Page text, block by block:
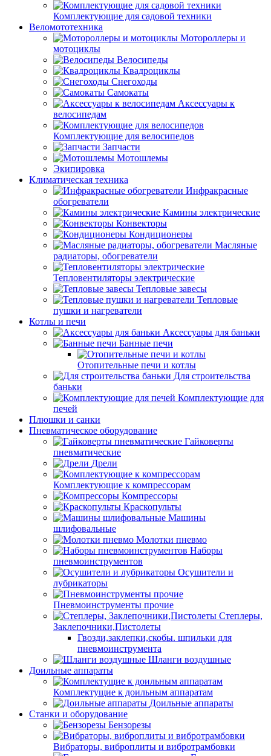
Комплектующие для садовой техники
Веломототехника
Мотороллеры и
мотоциклы
Велосипеды
Квадроциклы
Снегоходы
Самокаты
Аксессуары к
велосипедам
Комплектующие для велосипедов
Запчасти
Мотошлемы
Экипировка
Климатическая техника
Инфракрасные
обогреватели
Камины электрические
Конвекторы
Кондиционеры
Масляные
радиаторы, обогреватели
Тепловентиляторы электрические
Тепловые завесы
Тепловые
пушки и нагреватели
Котлы и печи
Аксессуары для баньки
Банные печи
Отопительные печи и котлы
Для строительства
баньки
Комплектующие для
печей
Плюшки и санки
Пневматическое оборудование
Гайковерты
пневматические
Дрели
Комплектующие к компрессорам
Компрессоры
Краскопульты
Машины
шлифовальные
Молотки пневмо
Наборы
пневмоинструментов
Осушители и
лубрикаторы
Пневмоинструменты прочие
Степлеры,
Заклепочники,Пистолеты
Гвозди,заклепки,скобы. шпильки для
пневмоинструмента
Шланги воздушные
Доильные аппараты
Комплектущие к доильным аппаратам
Доильные аппараты
Станки и оборудование
Бензорезы
Вибраторы, виброплиты и вибротрамбовки